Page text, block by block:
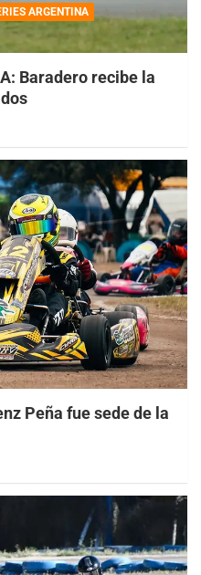
ARGENTINA
Baradero recibe la
Peña fue sede de la